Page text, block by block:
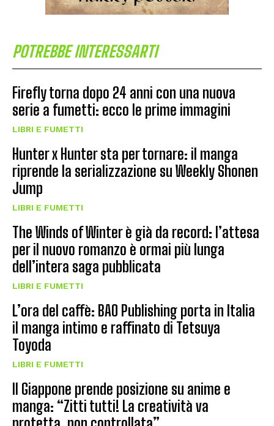
POTREBBE INTERESSARTI
Firefly torna dopo 24 anni con una nuova
serie a fumetti: ecco le prime immagini
LIBRI E FUMETTI
Hunter x Hunter sta per tornare: il manga
riprende la serializzazione su Weekly Shonen
Jump
LIBRI E FUMETTI
The Winds of Winter è già da record: l’attesa
per il nuovo romanzo è ormai più lunga
dell’intera saga pubblicata
LIBRI E FUMETTI
L’ora del caffè: BAO Publishing porta in Italia
il manga intimo e raffinato di Tetsuya
Toyoda
LIBRI E FUMETTI
Il Giappone prende posizione su anime e
manga: “Zitti tutti! La creatività va